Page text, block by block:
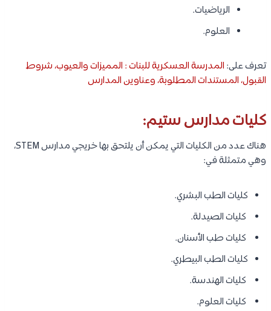
الرياضيات.
العلوم.
تعرف على: المدرسة العسكرية للبنات : المميزات والعيوب، شروط
القبول، المستندات المطلوبة، وعناوين المدارس
كليات مدارس ستيم:
هناك عدد من الكليات التي يمكن أن يلتحق بها خريجي مدارس STEM،
وهي متمثلة في:
كليات الطب البشري.
كليات الصيدلة.
كليات طب الأسنان.
كليات الطب البيطري.
كليات الهندسة.
كليات العلوم.